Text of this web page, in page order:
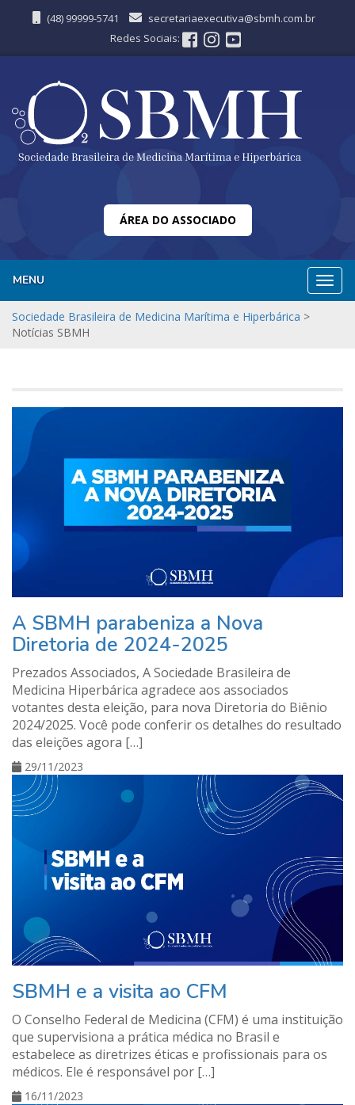
(48) 99999-5741
secretariaexecutiva@sbmh.com.br
Redes Sociais:
ÁREA DO ASSOCIADO
MENU
Sociedade Brasileira de Medicina Marítima e Hiperbárica >
Notícias SBMH
A SBMH parabeniza a Nova
Diretoria de 2024-2025
Prezados Associados, A Sociedade Brasileira de
Medicina Hiperbárica agradece aos associados
votantes desta eleição, para nova Diretoria do Biênio
2024/2025. Você pode conferir os detalhes do resultado
das eleições agora […]
29/11/2023
SBMH e a visita ao CFM
O Conselho Federal de Medicina (CFM) é uma instituição
que supervisiona a prática médica no Brasil e
estabelece as diretrizes éticas e profissionais para os
médicos. Ele é responsável por […]
16/11/2023